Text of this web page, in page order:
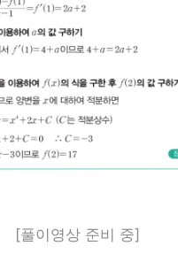
[풀이영상 준비 중]